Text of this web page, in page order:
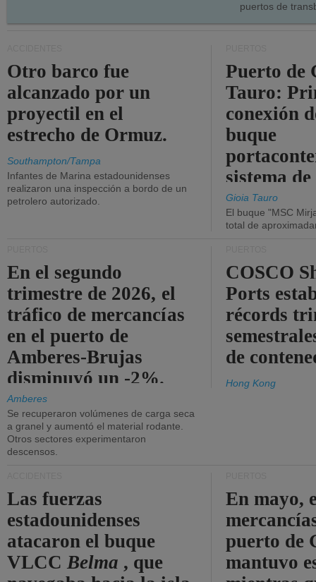
puertos de
Otro barco fue
alcanzado por un
proyectil en el
estrecho de Ormuz.
Southampton/Tampa
Infantes de Marina estadounidenses
realizaron una inspección a bordo de un
petrolero autorizado.
Puerto de
Tauro:
conexión
buque
sistema
la red
Gioia Tauro
El buque "MSC
total de
En el segundo
trimestre de 2026, el
tráfico de mercancías
en el puerto de
Amberes-Brujas
disminuyó un -2%.
Amberes
Se recuperaron volúmenes de carga seca
a granel y aumentó el material rodante.
Otros sectores experimentaron
descensos.
COSCO
Ports
récords
de
Hong Kong
Las fuerzas
estadounidenses
atacaron el buque
VLCCBelma , que
En mayo,
puerto de
mantuvo